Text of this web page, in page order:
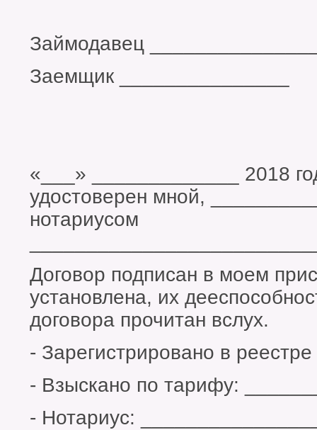
Займодавец
Заемщик _______________
«___» _____________ 2018
удостоверен мной,
нотариусом
Договор подписан в моем
установлена, их
договора прочитан вслух.
- Зарегистрировано в
- Взыскано по тарифу:
- Нотариус: